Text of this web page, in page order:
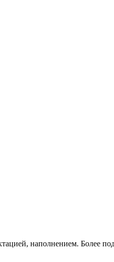
наполнением. Более